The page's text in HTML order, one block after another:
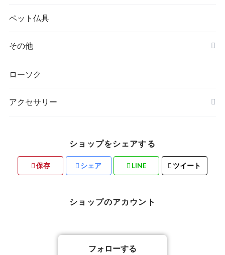
ペット仏具
その他
ローソク
アクセサリー
ショップをシェアする
保存 シェア LINE ツイート
ショップのアカウント
フォローする